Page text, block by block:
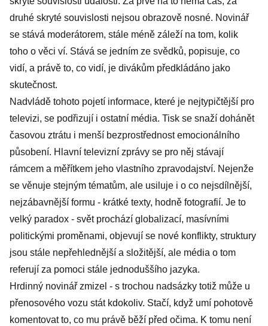
druhé skryté souvislosti nejsou obrazově nosné. Novinář
se stává moderátorem, stále méně záleží na tom, kolik
toho o věci ví. Stává se jedním ze svědků, popisuje, co
vidí, a právě to, co vidí, je divákům předkládáno jako
skutečnost.
Nadvládě tohoto pojetí informace, které je nejtypičtější pro
televizi, se podřizují i ostatní média. Tisk se snaží dohánět
časovou ztrátu i menší bezprostřednost emocionálního
působení. Hlavní televizní zprávy se pro něj stávají
rámcem a měřítkem jeho vlastního zpravodajství. Nejenže
se věnuje stejným tématům, ale usiluje i o co nejsdílnější,
nejzábavnější formu - krátké texty, hodně fotografií. Je to
velký paradox - svět prochází globalizací, masívními
politickými proměnami, objevují se nové konflikty, struktury
jsou stále nepřehlednější a složitější, ale média o tom
referují za pomoci stále jednoduššího jazyka.
Hrdinný novinář zmizel - s trochou nadsázky totiž může u
přenosového vozu stát kdokoliv. Stačí, když umí pohotově
komentovat to, co mu právě běží před očima. K tomu není